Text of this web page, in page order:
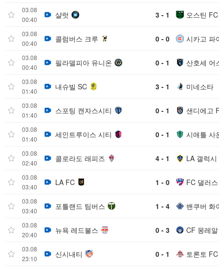
03.08
00:40
샬럿 3 - 1 오스틴 FC
03.08
00:40
콜럼버스 크루 0 - 0 시카고 파
03.08
00:40
필라델피아 유니온 0 - 1 산호세 어
03.08
01:40
내슈빌 SC 3 - 1 미네소타
03.08
01:40
스포팅 캔자스시티 0 - 1 샌디에고
03.08
01:40
세인트루이스 시티 0 - 1 시애틀 사
03.08
02:40
콜로라도 래피즈 4 - 1 LA 갤럭시
03.08
03:40
LA FC 1 - 0 FC 댈러스
03.08
03:40
포틀랜드 팀버스 1 - 4 밴쿠버 화
03.08
20:40
뉴욕 레드불스 0 - 3 CF 몽레알
03.08
23:10
신시내티 0 - 1 토론토 FC